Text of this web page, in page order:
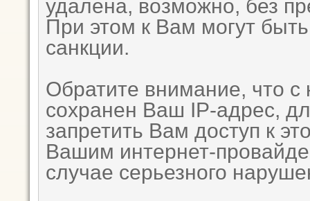
удалена, возможно, без
При этом к Вам могут
санкции.
Обратите внимание, что
сохранен Ваш IP-адрес,
запретить Вам доступ к
Вашим интернет-
случае серьезного